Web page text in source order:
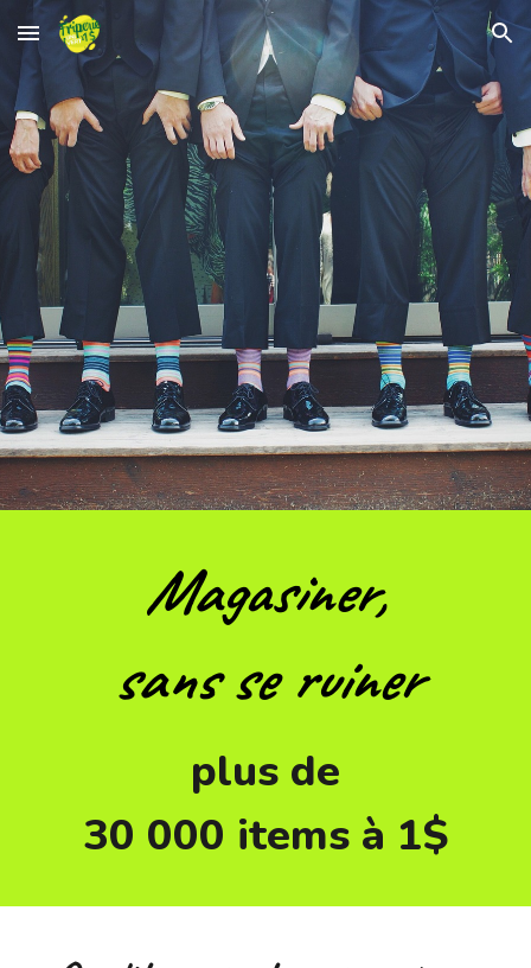
Skip to main content Skip to navigation
Magasiner,
sans se ruiner
plus de
30 000 items à 1$